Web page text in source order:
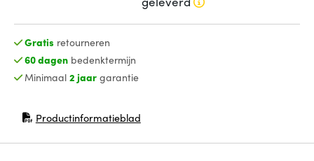
Gratis retourneren
60 dagenbedenktermijn
Minimaal 2 jaargarantie
Productinformatieblad
(opent in nieuw venster)